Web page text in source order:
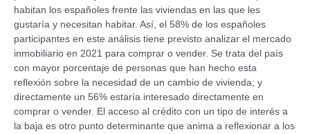
habitan los españoles frente las viviendas en las que les
gustaría y necesitan habitar. Así, el 58% de los españoles
participantes en este análisis tiene previsto analizar el mercado
inmobiliario en 2021 para comprar o vender. Se trata del país
con mayor porcentaje de personas que han hecho esta
reflexión sobre la necesidad de un cambio de vivienda; y
directamente un 56% estaría interesado directamente en
comprar o vender. El acceso al crédito con un tipo de interés a
la baja es otro punto determinante que anima a reflexionar a los